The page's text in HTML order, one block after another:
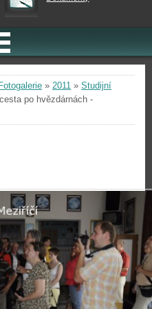
Fotogalerie » 2011 » Studijní
po hvězdárnách -